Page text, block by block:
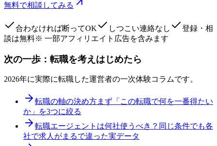
無料で相談してみる
合わなければ断ってOK しつこい連絡なし
登録・相
談は無料※ 一部アフィリエイト広告を含みます
次の一歩：転職を考えはじめたら
2026年に実際に転職した運営者の一次体験コラムです。
転職の軸の決め方まず「この転職で何を一番得たい
か」を3つに絞る
転職エージェントは何社使うべき？ 同じ条件でも各
社で求人がまるで違った実データ